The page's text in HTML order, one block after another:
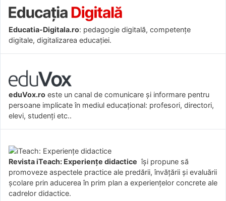
Educatia-Digitala.ro: pedagogie digitală, competențe
digitale, digitalizarea educației.
eduVox.ro este un canal de comunicare și informare pentru
persoane implicate în mediul educațional: profesori, directori,
elevi, studenți etc..
Revista iTeach: Experienţe didactice îşi propune să
promoveze aspectele practice ale predării, învăţării şi evaluării
şcolare prin aducerea în prim plan a experienţelor concrete ale
cadrelor didactice.